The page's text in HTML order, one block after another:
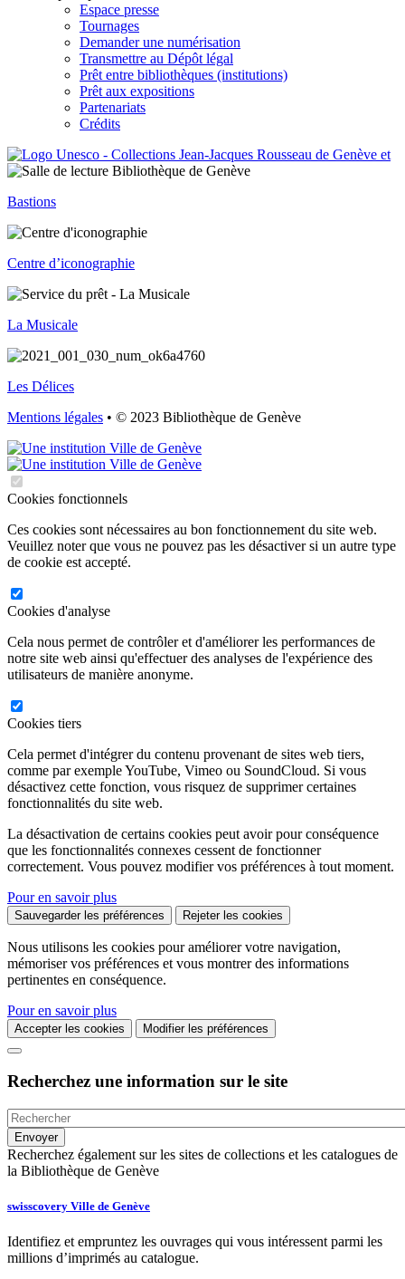
Espace presse
Tournages
Demander une numérisation
Transmettre au Dépôt légal
Prêt entre bibliothèques (institutions)
Prêt aux expositions
Partenariats
Crédits
Bastions
Centre d’iconographie
La Musicale
Les Délices
Mentions légales • © 2023 Bibliothèque de Genève
Cookies fonctionnels
Ces cookies sont nécessaires au bon fonctionnement du site web.
Veuillez noter que vous ne pouvez pas les désactiver si un autre type
de cookie est accepté.
Cookies d'analyse
Cela nous permet de contrôler et d'améliorer les performances de
notre site web ainsi qu'effectuer des analyses de l'expérience des
utilisateurs de manière anonyme.
Cookies tiers
Cela permet d'intégrer du contenu provenant de sites web tiers,
comme par exemple YouTube, Vimeo ou SoundCloud. Si vous
désactivez cette fonction, vous risquez de supprimer certaines
fonctionnalités du site web.
La désactivation de certains cookies peut avoir pour conséquence
que les fonctionnalités connexes cessent de fonctionner
correctement. Vous pouvez modifier vos préférences à tout moment.
Pour en savoir plus
Sauvegarder les préférences Rejeter les cookies
Nous utilisons les cookies pour améliorer votre navigation,
mémoriser vos préférences et vous montrer des informations
pertinentes en conséquence.
Pour en savoir plus
Accepter les cookies Modifier les préférences
Recherchez une information sur le site
Recherchez également sur les sites de collections et les catalogues de
la Bibliothèque de Genève
swisscovery Ville de Genève
Identifiez et empruntez les ouvrages qui vous intéressent parmi les
millions d’imprimés au catalogue.